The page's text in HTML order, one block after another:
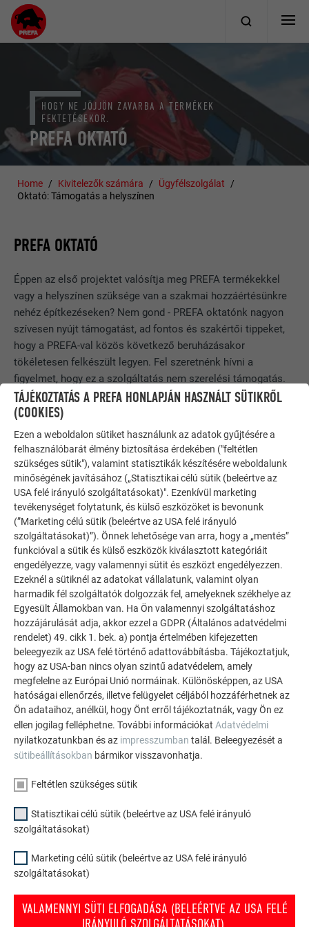
PREFA OKTATÓ
HOGY NE JÖJJÖN ZAVARBA A TERMÉKEK
FEKTETÉSEKOR.
Home Kivitelezők számára
Ügyfélszolgálat
Oktató: Támogatás a helyszínen
PREFA OKTATÓ
Éppen az első projektet valósítja meg PREFA termékekkel
vagy a helyszínen szüksége van a szakmai hozzáértésünkre
nehéz építkezéseken? Nem gond - PREFA oktatónk nagyon
szívesen nyújt támogatást, ad fontos és szakértői tippeket,
hogy a PREFA-val közös következő beruházásakor
tökéletesen felkészült legyen. Fel szeretnénk hívni a
figyelmet, hogy ez a szolgáltatás nem szerelési támogatás.
A HELYSZÍNEN TÖRTÉNŐ OKTATÁSHOZ A
KÖVETKEZŐ DOLGOKRA VAN SZÜKSÉG:
A PREFA Akadémia látogatása, mert ott előbb
megszerezheti a műszaki tudást
Kész alátétszerkezet (oromzatok, gerincek, vápák,
lécezés/héjazás)
Felszerelt ereszcsatornák (ha szükséges:
ereszcsatorna cseppentő lemezek, jégsáv,
ereszcsatornák bádoggal való beborítása, stb.)
Megfelelően biztosított építkezési helyszín
Szükséges szerszámok: Bádogos/vízvezeték-szerelő
szerszámok, csapózsinór, szegtáska (2 rekeszes)
Ha oktatóra van szüksége, vagy további kérdései vannak,
kérjük, forduljon
VIRTH CSABA
+36 70 631 0175
csaba.virth@prefa.com
alkalmazástechnikai vezető
TÁJÉKOZTATÁS A PREFA HONLAPJÁN HASZNÁLT SÜTIKRŐL
(COOKIES)
Ezen a weboldalon sütiket használunk az adatok gyűjtésére a
felhasználóbarát élmény biztosítása érdekében ("feltétlen
szükséges sütik"), valamint statisztikák készítésére weboldalunk
minőségének javításához („Statisztikai célú sütik (beleértve az
USA felé irányuló szolgáltatásokat)". Ezenkívül marketing
tevékenységet folytatunk, és külső eszközöket is bevonunk
(”Marketing célú sütik (beleértve az USA felé irányuló
szolgáltatásokat)”). Önnek lehetősége van arra, hogy a „mentés”
funkcióval a sütik és külső eszközök kiválasztott kategóriáit
engedélyezze, vagy valamennyi sütit és eszközt engedélyezzen.
Ezeknél a sütiknél az adatokat vállalatunk, valamint olyan
harmadik fél szolgáltatók dolgozzák fel, amelyeknek székhelye az
Egyesült Államokban van. Ha Ön valamennyi szolgáltatáshoz
hozzájárulását adja, akkor ezzel a GDPR (Általános adatvédelmi
rendelet) 49. cikk 1. bek. a) pontja értelmében kifejezetten
beleegyezik az USA felé történő adattovábbításba. Tájékoztatjuk,
hogy az USA-ban nincs olyan szintű adatvédelem, amely
megfelelne az Európai Unió normáinak. Különösképpen, az USA
hatóságai ellenőrzés, illetve felügyelet céljából hozzáférhetnek az
Ön adataihoz, anélkül, hogy Önt erről tájékoztatnák, vagy Ön ez
ellen jogilag felléphetne. További információkat Adatvédelmi
nyilatkozatunkban és az impresszumban talál. Beleegyezését a
sütibeállításokban bármikor visszavonhatja.
Feltétlen szükséges sütik
Statisztikai célú sütik (beleértve az USA felé irányuló
szolgáltatásokat)
Marketing célú sütik (beleértve az USA felé irányuló
szolgáltatásokat)
VALAMENNYI SÜTI ELFOGADÁSA (BELEÉRTVE AZ USA FELÉ